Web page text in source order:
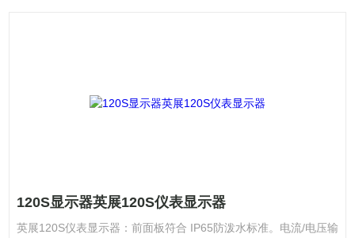
120S显示器英展120S仪表显示器
英展120S仪表显示器：前面板符合 IP65防泼水标准。电流/电压输